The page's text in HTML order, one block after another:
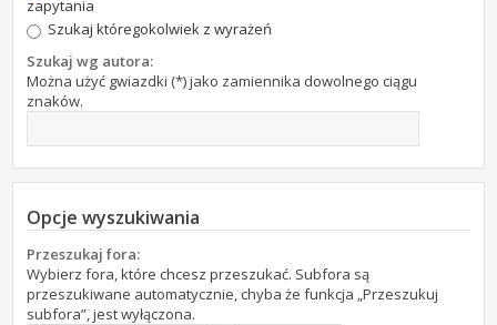
zapytania
Szukaj któregokolwiek z wyrażeń
Szukaj wg autora:
Można użyć gwiazdki (*) jako zamiennika dowolnego ciągu
znaków.
Opcje wyszukiwania
Przeszukaj fora:
Wybierz fora, które chcesz przeszukać. Subfora są
przeszukiwane automatycznie, chyba że funkcja „Przeszukuj
subfora”, jest wyłączona.